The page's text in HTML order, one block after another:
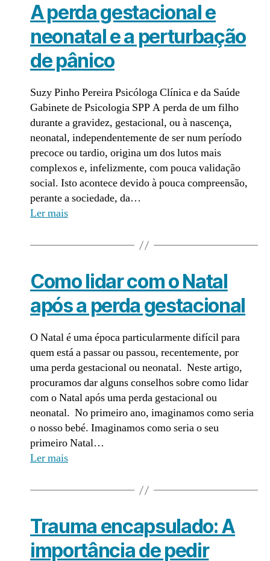
A perda gestacional e
neonatal e a perturbação
de pânico
Suzy Pinho Pereira Psicóloga Clínica e da Saúde
Gabinete de Psicologia SPP A perda de um filho
durante a gravidez, gestacional, ou à nascença,
neonatal, independentemente de ser num período
precoce ou tardio, origina um dos lutos mais
complexos e, infelizmente, com pouca validação
social. Isto acontece devido à pouca compreensão,
perante a sociedade, da…
Ler mais
Como lidar com o Natal
após a perda gestacional
O Natal é uma época particularmente difícil para
quem está a passar ou passou, recentemente, por
uma perda gestacional ou neonatal. Neste artigo,
procuramos dar alguns conselhos sobre como lidar
com o Natal após uma perda gestacional ou
neonatal. No primeiro ano, imaginamos como seria
o nosso bebé. Imaginamos como seria o seu
primeiro Natal…
Ler mais
Trauma encapsulado: A
importância de pedir